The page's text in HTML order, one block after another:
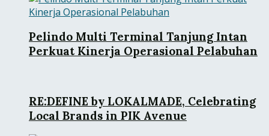
Pelindo Multi Terminal Tanjung Intan
Perkuat Kinerja Operasional Pelabuhan
RE:DEFINE by LOKALMADE, Celebrating
Local Brands in PIK Avenue